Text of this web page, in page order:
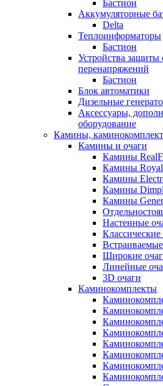
Бастион
Аккумуляторные
Delta
Теплоинформаторы
Бастион
Устройства
перенапряжений
Бастион
Блок автоматики
Дизельные
Аксессуары,
оборудование
Камины,
Камины и очаги
Камины
Камины Royal
Камины
Камины
Камины
Настенные
Классические
Широкие
Линейные
3D очаги
Каминокомплекты